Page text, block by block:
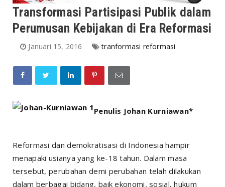
Transformasi Partisipasi Publik dalam
Perumusan Kebijakan di Era Reformasi
Januari 15, 2016 tranformasi reformasi
Penulis Johan Kurniawan*
Reformasi dan demokratisasi di Indonesia hampir
menapaki usianya yang ke-18 tahun. Dalam masa
tersebut, perubahan demi perubahan telah dilakukan
dalam berbagai bidang, baik ekonomi, sosial, hukum